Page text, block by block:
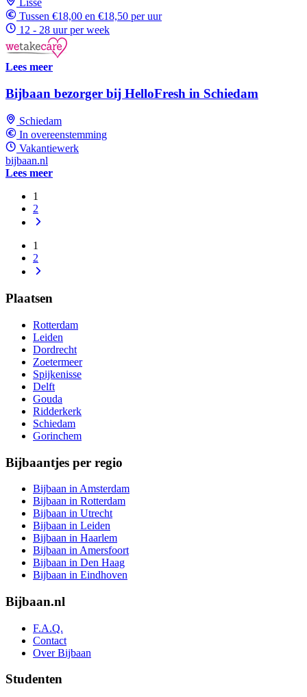
Lisse
Tussen €18,00 en €18,50 per uur
12 - 28 uur per week
Lees meer
Bijbaan bezorger bij HelloFresh in Schiedam
Schiedam
In overeenstemming
Vakantiewerk
bijbaan.nl
Lees meer
1
2
1
2
Plaatsen
Rotterdam
Leiden
Dordrecht
Zoetermeer
Spijkenisse
Delft
Gouda
Ridderkerk
Schiedam
Gorinchem
Bijbaantjes per regio
Bijbaan in Amsterdam
Bijbaan in Rotterdam
Bijbaan in Utrecht
Bijbaan in Leiden
Bijbaan in Haarlem
Bijbaan in Amersfoort
Bijbaan in Den Haag
Bijbaan in Eindhoven
Bijbaan.nl
F.A.Q.
Contact
Over Bijbaan
Studenten